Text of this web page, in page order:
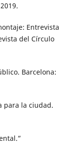
Entrevista
del Círculo
Barcelona:
para la ciudad.